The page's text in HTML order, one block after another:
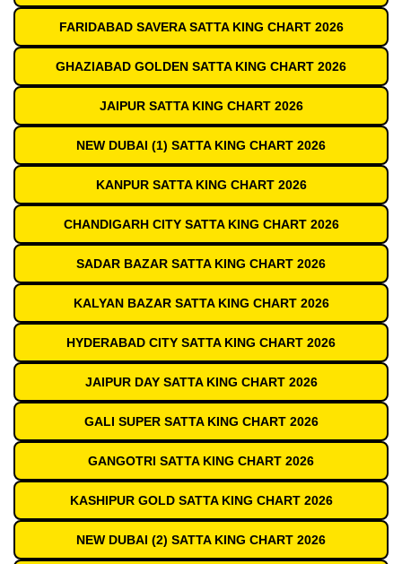
FARIDABAD SAVERA SATTA KING CHART 2026
GHAZIABAD GOLDEN SATTA KING CHART 2026
JAIPUR SATTA KING CHART 2026
NEW DUBAI (1) SATTA KING CHART 2026
KANPUR SATTA KING CHART 2026
CHANDIGARH CITY SATTA KING CHART 2026
SADAR BAZAR SATTA KING CHART 2026
KALYAN BAZAR SATTA KING CHART 2026
HYDERABAD CITY SATTA KING CHART 2026
JAIPUR DAY SATTA KING CHART 2026
GALI SUPER SATTA KING CHART 2026
GANGOTRI SATTA KING CHART 2026
KASHIPUR GOLD SATTA KING CHART 2026
NEW DUBAI (2) SATTA KING CHART 2026